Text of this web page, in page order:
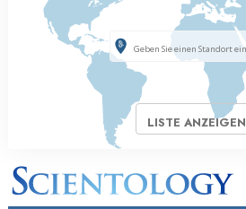
LISTE ANZEIGEN